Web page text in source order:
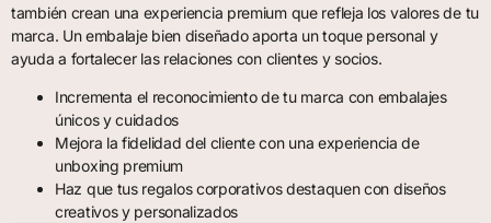
también crean una experiencia premium que refleja los valores de tu
marca. Un embalaje bien diseñado aporta un toque personal y
ayuda a fortalecer las relaciones con clientes y socios.
Incrementa el reconocimiento de tu marca con embalajes
únicos y cuidados
Mejora la fidelidad del cliente con una experiencia de
unboxing premium
Haz que tus regalos corporativos destaquen con diseños
creativos y personalizados